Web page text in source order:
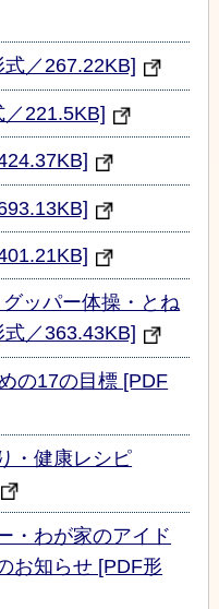
／267.22KB]
221.5KB]
ッパー体操・とね
／363.43KB]
の17の目標 [PDF
・健康レシピ
・わが家のアイド
お知らせ [PDF形